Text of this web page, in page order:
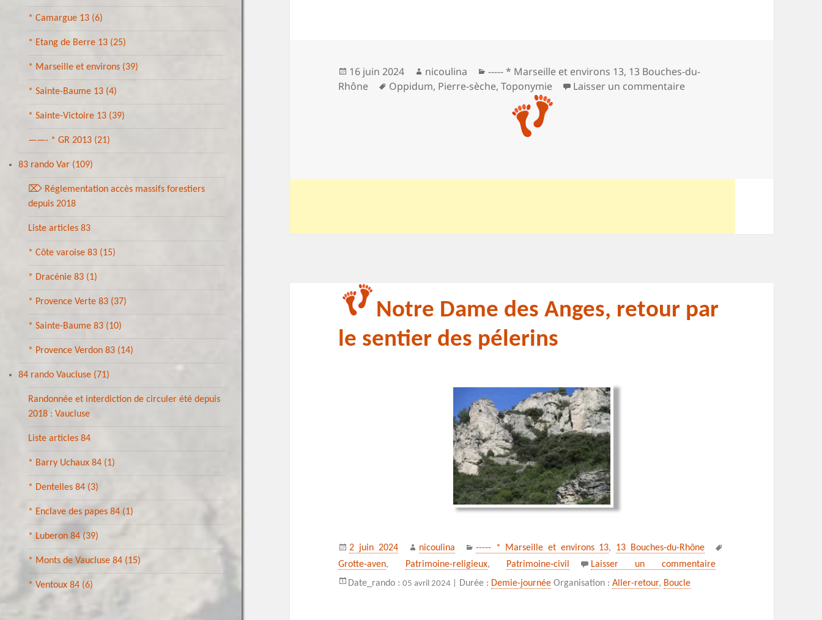
* Camargue 13 (6)
* Etang de Berre 13 (25)
* Marseille et environs (39)
* Sainte-Baume 13 (4)
* Sainte-Victoire 13 (39)
——- * GR 2013 (21)
83 rando Var (109)
⌦ Réglementation accès massifs forestiers
depuis 2018
Liste articles 83
* Côte varoise 83 (15)
* Dracénie 83 (1)
* Provence Verte 83 (37)
* Sainte-Baume 83 (10)
* Provence Verdon 83 (14)
84 rando Vaucluse (71)
Randonnée et interdiction de circuler été depuis
2018 : Vaucluse
Liste articles 84
* Barry Uchaux 84 (1)
* Dentelles 84 (3)
* Enclave des papes 84 (1)
* Luberon 84 (39)
* Monts de Vaucluse 84 (15)
* Ventoux 84 (6)
Publié
le
16 juin 2024 Auteur
nicoulina Catégories
----- * Marseille et environs 13, 13 Bouches-du-
Rhône
Mots-
clés
Oppidum, Pierre-sèche,Toponymie Laisser un commentaire
Notre Dame des Anges, retour par
le sentier des pélerins
Publié
le
2 juin 2024 Auteur
nicoulina Catégories
----- * Marseille et environs 13, 13 Bouches-du-Rhône
Grotte-aven, Patrimoine-religieux, Patrimoine‑civil Laisser un commentairesur Notre Dame des
Date_rando :05 avril 2024 | Durée : Demie-journée Organisation :Aller-retour, Boucle